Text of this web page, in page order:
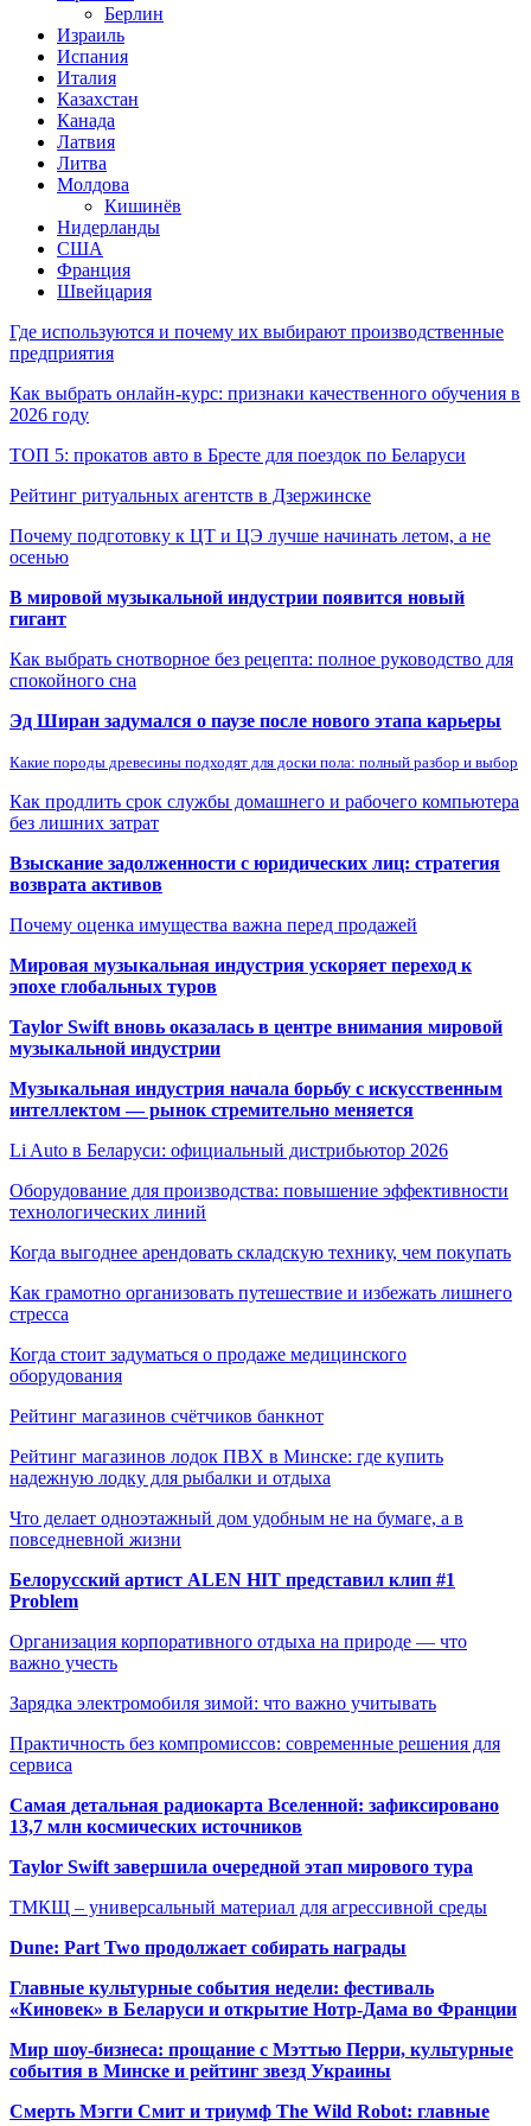
Берлин
Израиль
Испания
Италия
Казахстан
Канада
Латвия
Литва
Молдова
Кишинёв
Нидерланды
США
Франция
Швейцария
Где используются и почему их выбирают производственные
предприятия
Как выбрать онлайн-курс: признаки качественного обучения в
2026 году
ТОП 5: прокатов авто в Бресте для поездок по Беларуси
Рейтинг ритуальных агентств в Дзержинске
Почему подготовку к ЦТ и ЦЭ лучше начинать летом, а не
осенью
В мировой музыкальной индустрии появится новый
гигант
Как выбрать снотворное без рецепта: полное руководство для
спокойного сна
Эд Ширан задумался о паузе после нового этапа карьеры
Какие породы древесины подходят для доски пола: полный разбор и выбор
Как продлить срок службы домашнего и рабочего компьютера
без лишних затрат
Взыскание задолженности с юридических лиц: стратегия
возврата активов
Почему оценка имущества важна перед продажей
Мировая музыкальная индустрия ускоряет переход к
эпохе глобальных туров
Taylor Swift вновь оказалась в центре внимания мировой
музыкальной индустрии
Музыкальная индустрия начала борьбу с искусственным
интеллектом — рынок стремительно меняется
Li Auto в Беларуси: официальный дистрибьютор 2026
Оборудование для производства: повышение эффективности
технологических линий
Когда выгоднее арендовать складскую технику, чем покупать
Как грамотно организовать путешествие и избежать лишнего
стресса
Когда стоит задуматься о продаже медицинского
оборудования
Рейтинг магазинов счётчиков банкнот
Рейтинг магазинов лодок ПВХ в Минске: где купить
надежную лодку для рыбалки и отдыха
Что делает одноэтажный дом удобным не на бумаге, а в
повседневной жизни
Белорусский артист ALEN HIT представил клип #1
Problem
Организация корпоративного отдыха на природе — что
важно учесть
Зарядка электромобиля зимой: что важно учитывать
Практичность без компромиссов: современные решения для
сервиса
Самая детальная радиокарта Вселенной: зафиксировано
13,7 млн космических источников
Taylor Swift завершила очередной этап мирового тура
ТМКЩ – универсальный материал для агрессивной среды
Dune: Part Two продолжает собирать награды
Главные культурные события недели: фестиваль
«Киновек» в Беларуси и открытие Нотр-Дама во Франции
Мир шоу-бизнеса: прощание с Мэттью Перри, культурные
события в Минске и рейтинг звезд Украины
Смерть Мэгги Смит и триумф The Wild Robot: главные